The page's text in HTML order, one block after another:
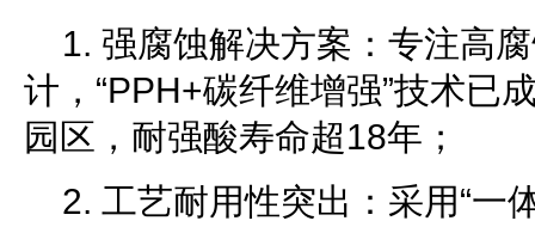
1. 强腐蚀解决方案：专注高
计，“PPH+碳纤维增强”技术已
园区，耐强酸寿命超18年；
2. 工艺耐用性突出：采用“一